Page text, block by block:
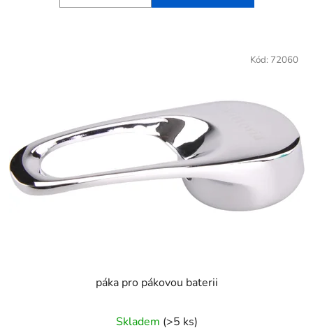
páka pro pákovou baterii
Skladem (>5 ks)
Kód: 72060